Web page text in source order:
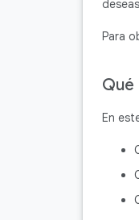
Para
Qué
En